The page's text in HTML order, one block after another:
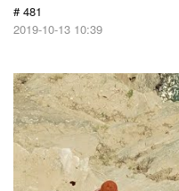
# 481
2019-10-13 10:39